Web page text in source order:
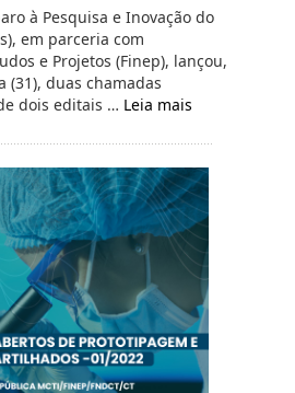
à Pesquisa e Inovação do
em parceria com
e Projetos (Finep), lançou,
(31), duas chamadas
dois editais … Leia mais